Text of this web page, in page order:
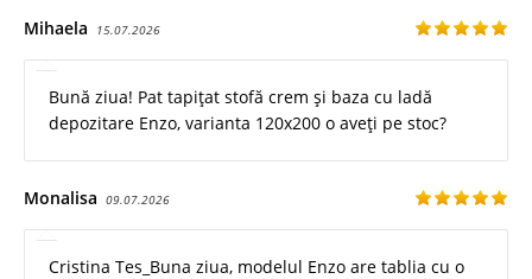
Mihaela 15.07.2026
Bună ziua! Pat tapițat stofă crem și baza cu ladă
depozitare Enzo, varianta 120x200 o aveți pe stoc?
Monalisa 09.07.2026
Cristina Tes_Buna ziua, modelul Enzo are tablia cu o